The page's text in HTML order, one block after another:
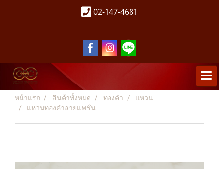
02-147-4681
หน้าแรก สินค้าทั้งหมด ทองคำ
แหวน
แหวนทองคำลายแฟชั่น